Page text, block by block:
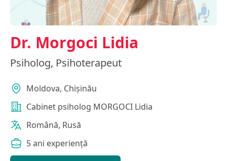
Dr. Morgoci Lidia
Psiholog, Psihoterapeut
Moldova, Chișinău
Cabinet psiholog MORGOCI Lidia
Română, Rusă
5 ani experiență